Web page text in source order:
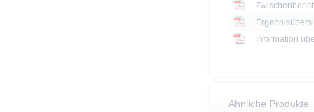
Information
Ähnliche Produkte